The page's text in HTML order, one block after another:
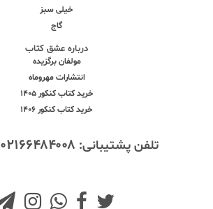
خیلی سبز
گاج
درباره عشق کتاب
مولفان برگزیده
انتشارات مهروماه
خرید کتاب کنکور 1405
خرید کتاب کنکور 1406
تلفن پشتیبانی: ۰۲۱۶۶۴۸۴۰۰۸